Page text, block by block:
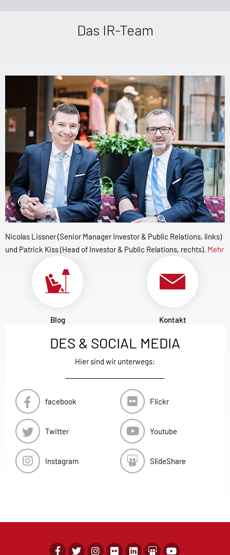
Das IR-Team
Nicolas Lissner (Senior Manager Investor & Public Relations, links)
und Patrick Kiss (Head of Investor & Public Relations, rechts). Mehr
Blog Kontakt
DES & SOCIAL MEDIA
Hier sind wir unterwegs:
facebook
Twitter
Instagram
Flickr
Youtube
SlideShare